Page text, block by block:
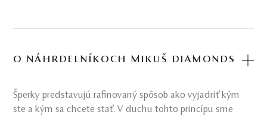
O NÁHRDELNÍKOCH MIKUŠ DIAMONDS
Šperky predstavujú rafinovaný spôsob ako vyjadriť kým
ste a kým sa chcete stať. V duchu tohto princípu sme